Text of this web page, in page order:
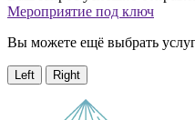
Мероприятие под ключ
Вы можете ещё выбрать
Left Right